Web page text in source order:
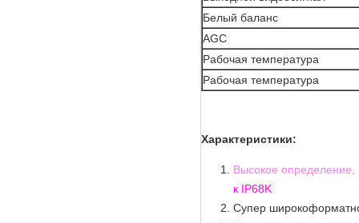
Белый баланс
AGC
Рабочая температура
Рабочая температура
Характеристики:
Высокое определение,
к IP68K
Супер